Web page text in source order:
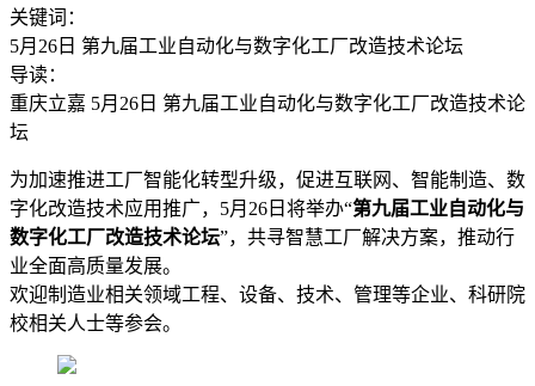
关键词：
5月26日 第九届工业自动化与数字化工厂改造技术论坛
导读：
重庆立嘉 5月26日 第九届工业自动化与数字化工厂改造技术论
坛
为加速推进工厂智能化转型升级，促进互联网、智能制造、数
字化改造技术应用推广，5月26日将举办“第九届工业自动化与
数字化工厂改造技术论坛”，共寻智慧工厂解决方案，推动行
业全面高质量发展。
欢迎制造业相关领域工程、设备、技术、管理等企业、科研院
校相关人士等参会。